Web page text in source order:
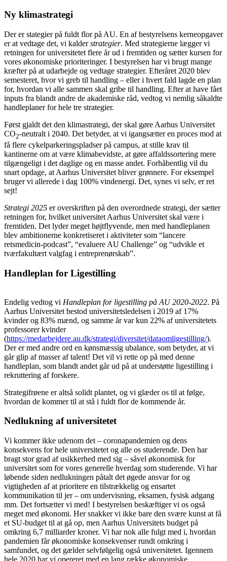
Ny klimastrategi
Der er stategier på fuldt flor på AU. En af bestyrelsens kerneopgaver
er at vedtage det, vi kalderstrategier. Med strategierne lægger vi
retningen for universitetet flere år ud i fremtiden og sætter kursen for
vores økonomiske prioriteringer. I bestyrelsen har vi brugt mange
kræfter på at udarbejde og vedtage strategier. Efteråret 2020 blev
semesteret, hvor vi greb til handling – eller i hvert fald lagde en plan
for, hvordan vi alle sammen skal gribe til handling. Efter at have fået
inputs fra blandt andre de akademiske råd, vedtog vi nemlig såkaldte
handleplaner for hele tre strategier.
Først gjaldt det den klimastrategi, der skal gøre Aarhus Universitet
CO2-neutralt i 2040. Det betyder, at vi igangsætter en proces mod at
få flere cykelparkeringspladser på campus, at stille krav til
kantinerne om at være klimabevidste, at gøre affaldssortering mere
tilgængeligt i det daglige og en masse andet. Forhåbentlig vil du
snart opdage, at Aarhus Universitet bliver grønnere. For eksempel
bruger vi allerede i dag 100% vindenergi. Det, synes vi selv, er ret
sejt!
Strategi 2025 er overskriften på den overordnede strategi, der sætter
retningen for, hvilket universitet Aarhus Universitet skal være i
fremtiden. Det lyder meget højtflyvende, men med handleplanen
blev ambitionerne konkretiseret i aktiviteter som “lancere
retsmedicin-podcast”, “evaluere AU Challenge” og “udvikle et
tværfakultært valgfag i entreprenørskab”.
Handleplan for Ligestilling
Endelig vedtog vi Handleplan for ligestilling på AU 2020-2022. På
Aarhus Universitet bestod universitetsledelsen i 2019 af 17%
kvinder og 83% mænd, og samme år var kun 22% af universitetets
professorer kvinder
(https://medarbejdere.au.dk/strategi/diversitet/dataomligestilling/).
Der er med andre ord en kønsmæssig ubalance, som betyder, at vi
går glip af masser af talent! Det vil vi rette op på med denne
handleplan, som blandt andet går ud på at understøtte ligestilling i
rekruttering af forskere.
Strategifrøene er altså solidt plantet, og vi glæder os til at følge,
hvordan de kommer til at stå i fuldt flor de kommende år.
Nedlukning af universitetet
Vi kommer ikke udenom det – coronapandemien og dens
konsekvens for hele universitetet og alle os studerende. Den har
bragt stor grad af usikkerhed med sig – såvel økonomisk for
universitet som for vores generelle hverdag som studerende. Vi har
løbende siden nedlukningen påtalt det øgede ansvar for og
vigtigheden af at prioritere en tilstrækkelig og ensartet
kommunikation til jer – om undervisning, eksamen, fysisk adgang
mm. Det fortsætter vi med! I bestyrelsen beskæftiger vi os også
meget med økonomi. Her snakker vi ikke bare den svære kunst at få
et SU-budget til at gå op, men Aarhus Universitets budget på
omkring 6,7 milliarder kroner. Vi har nok alle fulgt med i, hvordan
pandemien får økonomiske konsekvenser rundt omkring i
samfundet, og det gælder selvfølgelig også universitetet. Igennem
hele 2020 har vi opereret med en lang række økonomiske